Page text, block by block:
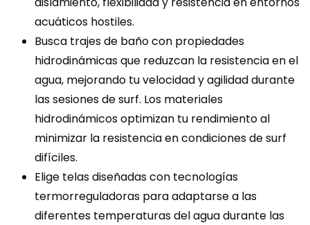
acuáticos hostiles.
Busca trajes de baño con propiedades
hidrodinámicas que reduzcan la resistencia en el
agua, mejorando tu velocidad y agilidad durante
las sesiones de surf. Los materiales
hidrodinámicos optimizan tu rendimiento al
minimizar la resistencia en condiciones de surf
difíciles.
Elige telas diseñadas con tecnologías
termorreguladoras para adaptarse a las
diferentes temperaturas del agua durante las